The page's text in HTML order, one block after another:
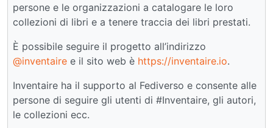
persone e le organizzazioni a catalogare le loro
collezioni di libri e a tenere traccia dei libri prestati.
È possibile seguire il progetto all’indirizzo
@inventaire e il sito web è https://inventaire.io.
Inventaire ha il supporto al Fediverso e consente alle
persone di seguire gli utenti di #Inventaire, gli autori,
le collezioni ecc.